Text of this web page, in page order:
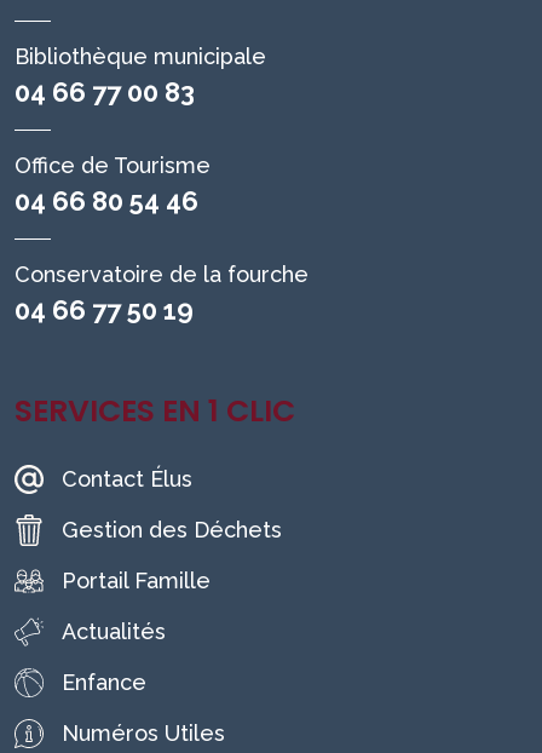
Bibliothèque municipale
04 66 77 00 83
Office de Tourisme
04 66 80 54 46
Conservatoire de la fourche
04 66 77 50 19
SERVICES EN 1 CLIC
Contact Élus
Gestion des Déchets
Portail Famille
Actualités
Enfance
Numéros Utiles